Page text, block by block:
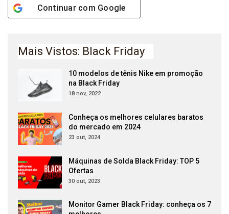
Continuar com Google
Mais Vistos: Black Friday
10 modelos de tênis Nike em promoção
na Black Friday
18 nov, 2022
Conheça os melhores celulares baratos
do mercado em 2024
23 out, 2024
Máquinas de Solda Black Friday: TOP 5
Ofertas
30 out, 2023
Monitor Gamer Black Friday: conheça os 7